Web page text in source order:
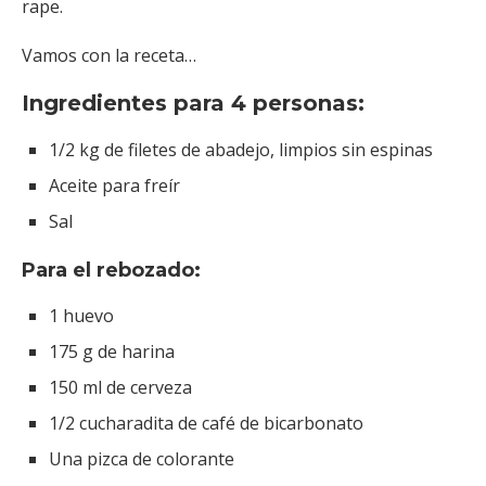
rape.
Vamos con la receta…
Ingredientes para 4 personas:
1/2 kg de filetes de abadejo, limpios sin espinas
Aceite para freír
Sal
Para el rebozado:
1 huevo
175 g de harina
150 ml de cerveza
1/2 cucharadita de café de bicarbonato
Una pizca de colorante